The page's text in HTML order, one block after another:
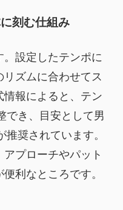
刻む仕組み
設定したテンポに
ズムに合わせてス
情報によると、テン
でき、目安として男
奨されています。
プローチやパット
利なところです。